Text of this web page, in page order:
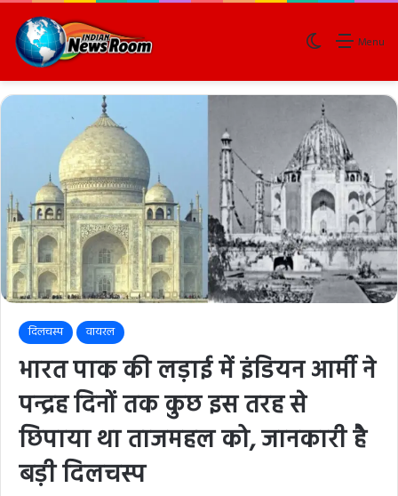
Menu
Switch skin
दिलचस्प वायरल
भारत पाक की लड़ाई में इंडियन आर्मी ने
पन्द्रह दिनों तक कुछ इस तरह से
छिपाया था ताजमहल को, जानकारी है
बड़ी दिलचस्प